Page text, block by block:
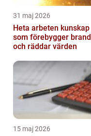
31 maj 2026
Heta arbeten kunskap
som förebygger brand
och räddar värden
15 maj 2026